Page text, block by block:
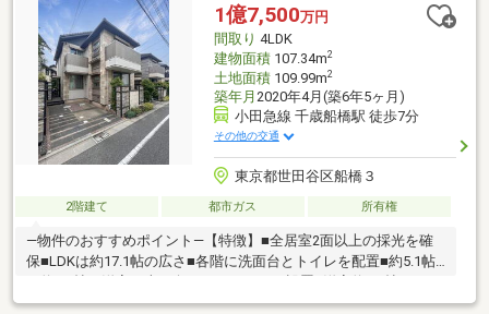
について、ご見学希望のお客様は下記番号までお気軽にご連絡下
さい。お問い合わせ専用フリーダイヤル 【0120-104-633】
1億7,500万円
間取り 4LDK
建物面積107.34m2
土地面積109.99m2
築年月 2020年4月(築6年5ヶ月)
小田急線 千歳船橋駅 徒歩7分
その他の交通
東京都世田谷区船橋３
2階建て 都市ガス 所有権
―物件のおすすめポイント―【特徴】■全居室2面以上の採光を確
保■LDKは約17.1帖の広さ■各階に洗面台とトイレを配置■約5.1帖
有■独立した和室は客間としても利用可能■約4.9帖のグルニエへは